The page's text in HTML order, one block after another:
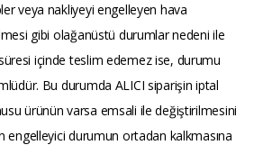
veya nakliyeyi engelleyen hava
gibi olağanüstü durumlar nedeni ile
içinde teslim edemez ise, durumu
Bu durumda ALICI siparişin iptal
ürünün varsa emsali ile değiştirilmesini
engelleyici durumun ortadan kalkmasına